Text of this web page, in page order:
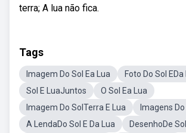
terra; A lua não fica.
Tags
Imagem Do Sol Ea Lua
Foto Do Sol EDa
Sol E LuaJuntos
O Sol Ea Lua
Imagem Do SolTerra E Lua
Imagens
A LendaDo Sol E Da Lua
DesenhoDe